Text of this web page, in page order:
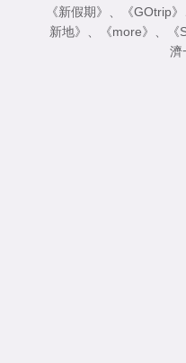
《新假期》
《GOtrip》
新地》
《more》
濟